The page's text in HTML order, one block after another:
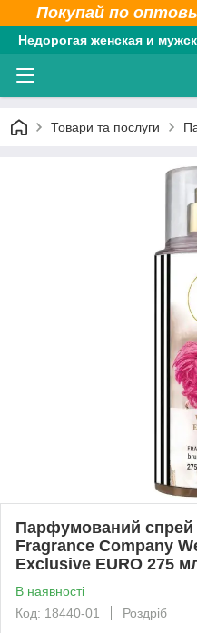
Покупай по
Недорогая женская и
Товари та послуги
Парфумований спрей
Fragrance Company
Exclusive EURO 275
В наявності
Код: 18440-01
Роздріб